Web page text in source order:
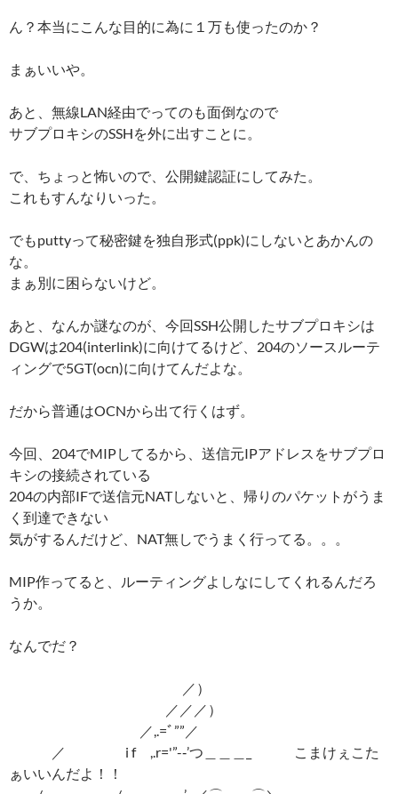
ん？本当にこんな目的に為に１万も使ったのか？
まぁいいや。
あと、無線LAN経由でってのも面倒なので
サブプロキシのSSHを外に出すことに。
で、ちょっと怖いので、公開鍵認証にしてみた。
これもすんなりいった。
でもputtyって秘密鍵を独自形式(ppk)にしないとあかんの
な。
まぁ別に困らないけど。
あと、なんか謎なのが、今回SSH公開したサブプロキシは
DGWは204(interlink)に向けてるけど、204のソースルーテ
ィングで5GT(ocn)に向けてんだよな。
だから普通はOCNから出て行くはず。
今回、204でMIPしてるから、送信元IPアドレスをサブプロ
キシの接続されている
204の内部IFで送信元NATしないと、帰りのパケットがうま
く到達できない
気がするんだけど、NAT無しでうまく行ってる。。。
MIP作ってると、ルーティングよしなにしてくれるんだろ
うか。
なんでだ？
／）
／／／）
／,.=ﾞ””／
／ i f ,.r='”-‐’つ＿＿＿_ こまけぇこた
ぁいいんだよ！！